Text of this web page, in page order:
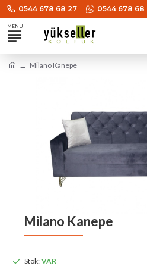
0544 678 68 27 0544 678 68
Milano Kanepe
Milano Kanepe
Stok: VAR